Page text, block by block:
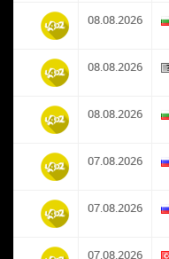
08.08.2026
08.08.2026
08.08.2026
07.08.2026
07.08.2026
07.08.2026